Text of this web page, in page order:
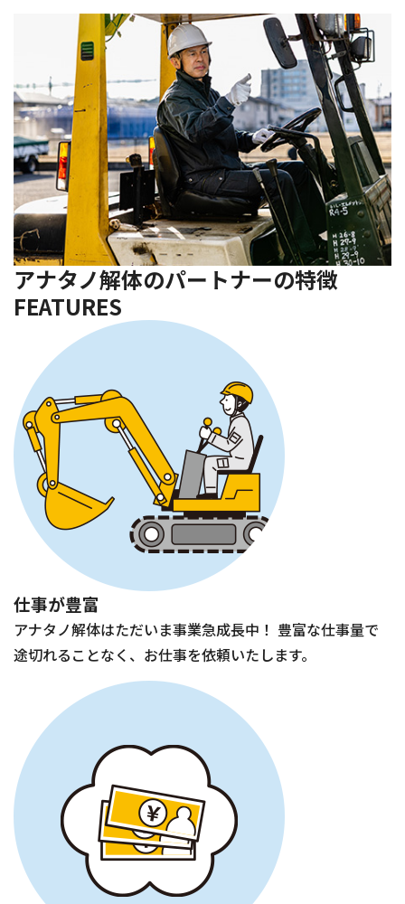
アナタノ解体のパートナーの特徴
FEATURES
仕事が豊富
アナタノ解体はただいま事業急成長中！ 豊富な仕事量で
途切れることなく、お仕事を依頼いたします。